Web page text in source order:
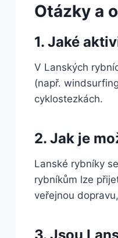
Otázky a
1. Jaké
V Lanských
(např.
cyklostezkách.
2. Jak je
Lanské rybníky
rybníkům lze
veřejnou